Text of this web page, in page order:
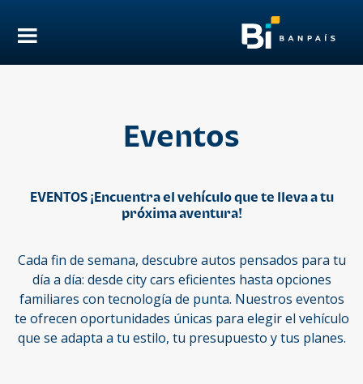
Eventos
EVENTOS ¡Encuentra el vehículo que te lleva a tu
próxima aventura!
Cada fin de semana, descubre autos pensados para tu
día a día: desde city cars eficientes hasta opciones
familiares con tecnología de punta. Nuestros eventos
te ofrecen oportunidades únicas para elegir el vehículo
que se adapta a tu estilo, tu presupuesto y tus planes.